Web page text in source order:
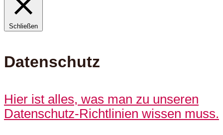
Schließen
Datenschutz
Hier ist alles, was man zu unseren
Datenschutz-Richtlinien wissen muss.